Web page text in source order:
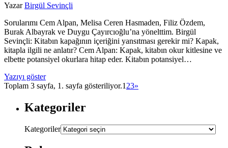
YazarBirgül Sevinçli
Sorularımı Cem Alpan, Melisa Ceren Hasmaden, Filiz Özdem,
Burak Albayrak ve Duygu Çayırcıoğlu’na yönelttim. Birgül
Sevinçli: Kitabın kapağının içeriğini yansıtması gerekir mi? Kapak,
kitapla ilgili ne anlatır? Cem Alpan: Kapak, kitabın okur kitlesine ve
elbette potansiyel okurlara hitap eder. Kitabın potansiyel…
Yazıyı göster
Toplam 3 sayfa, 1. sayfa gösteriliyor.1 23»
Kategoriler
Kategoriler